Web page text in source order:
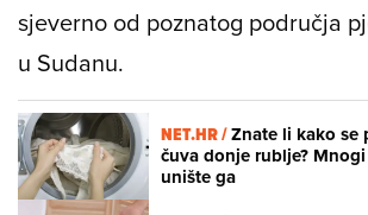
sjeverno od poznatog područja
u Sudanu.
NET.HR /Znate li kako se
čuva donje rublje?
unište ga